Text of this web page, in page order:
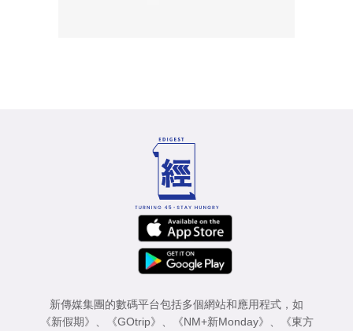
新傳媒集團的數碼平台包括多個網站和應用程式，如
《新假期》
《GOtrip》 《NM+新Monday》
《東方